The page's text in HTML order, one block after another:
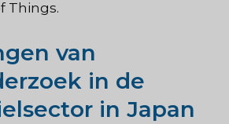
Things.
van
in de
in Japan